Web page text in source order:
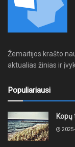
Žemaitijos krašto
aktualias žinias ir
Populiariausi